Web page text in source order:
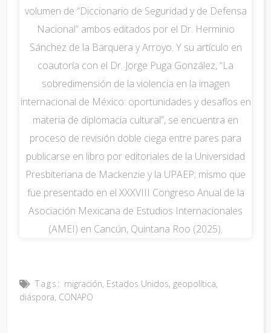
volumen de “Diccionario de Seguridad y de Defensa
Nacional” ambos editados por el Dr. Herminio
Sánchez de la Barquera y Arroyo. Y su artículo en
coautoría con el Dr. Jorge Puga González, “La
sobredimensión de la violencia en la imagen
internacional de México: oportunidades y desafíos en
materia de diplomacia cultural”, se encuentra en
proceso de revisión doble ciega entre pares para
publicarse en libro por editoriales de la Universidad
Presbiteriana de Mackenzie y la UPAEP; mismo que
fue presentado en el XXXVIII Congreso Anual de la
Asociación Mexicana de Estudios Internacionales
(AMEI) en Cancún, Quintana Roo (2025).
Tags: migración, Estados Unidos, geopolítica,
diáspora, CONAPO